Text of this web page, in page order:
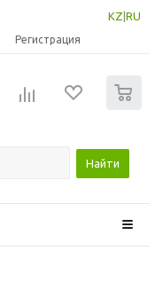
KZ RU
Регистрация
Найти